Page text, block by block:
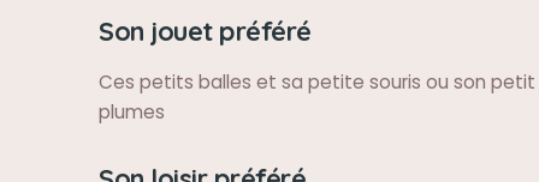
Son jouet préféré
Ces petits balles et sa petite souris ou son
plumes